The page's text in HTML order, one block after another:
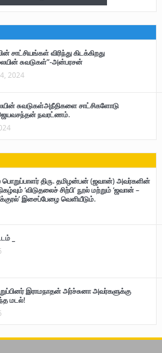
சாட்சியங்கள் விரிந்து கிடக்கிறது
சுவடுகள்”-அன்பரசன்
2024
சுவடுகள்அநீதிகளை சாட்சிகளோடு
-ஜெயவசந்தன் நவரட்ணம்.
பொறுப்பாளர் திரு. தமிழன்பன் (ஜவான்) அவர்களின்
‘விடுதலைச் சிற்பி’ நூல் மற்றும் ‘ஜவான் –
இசைப்பேழை வெளியீடும்.
_
இராமநாதன் அர்ச்சுனா அவர்களுக்கு
மடல்!